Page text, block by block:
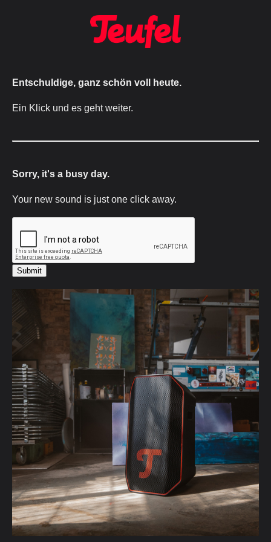
Entschuldige, ganz schön voll heute.
Ein Klick und es geht weiter.
Sorry, it's a busy day.
Your new sound is just one click away.